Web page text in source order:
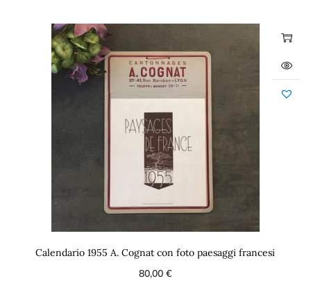
Calendario 1955 A. Cognat con foto paesaggi francesi
80,00€